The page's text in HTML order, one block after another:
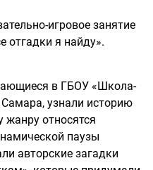
игровое занятие
отгадки я найду».
в ГБОУ «Школа-
Самара, узнали историю
жанру относятся
паузы
авторские загадки